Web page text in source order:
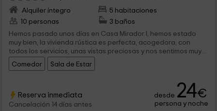
Alquiler íntegro
5 habitaciones
10 personas
3 baños
Hemos pasado unos días en Casa Mirador I, hemos estado
muy bien, la vivienda rústica es perfecta, acogedora, con
todos los servicios, unas vistas preciosas y nos sentimos muy
bien cada vez que venimos, pues este es el cuarto año. Ana,
siempre nos tratas muy bien, y no dudes en que volveremos.
Comedor Sala de Estar
Reserva inmediata
Cancelación 14 días antes
desde 24€
persona y noche